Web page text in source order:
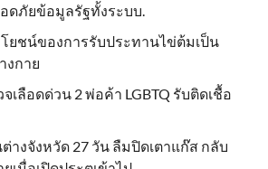
ดภัยข้อมูลรัฐทั้งระบบ.
โยชน์ของการรับประทานไข่ต้มเป็น
งกาย
เลือดด่วน 2 พ่อค้า LGBTQ รับติดเชื้อ
างจังหวัด 27 วัน ลืมปิดเตาแก๊ส กลับ